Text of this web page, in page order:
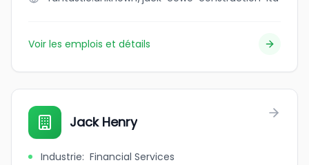
Voir les emplois et détails
Jack Henry
Industrie: Financial Services